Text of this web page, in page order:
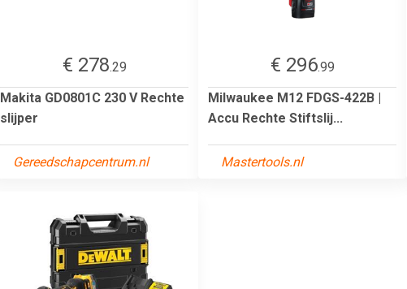
€ 278.29
Makita GD0801C 230 V Rechte
slijper
Gereedschapcentrum.nl
€ 296.99
Milwaukee M12 FDGS-422B |
Accu Rechte Stiftslij...
Mastertools.nl